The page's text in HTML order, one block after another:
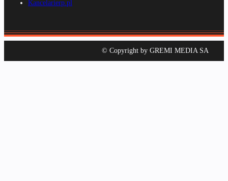
Kancelarierp.pl
© Copyright by GREMI MEDIA SA